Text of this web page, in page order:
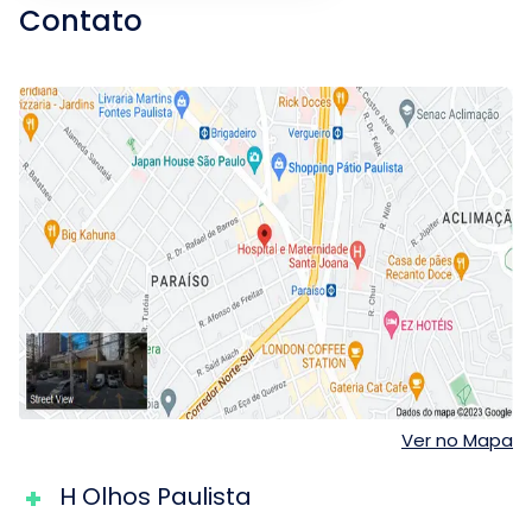
Contato
Ver no Mapa
H Olhos Paulista